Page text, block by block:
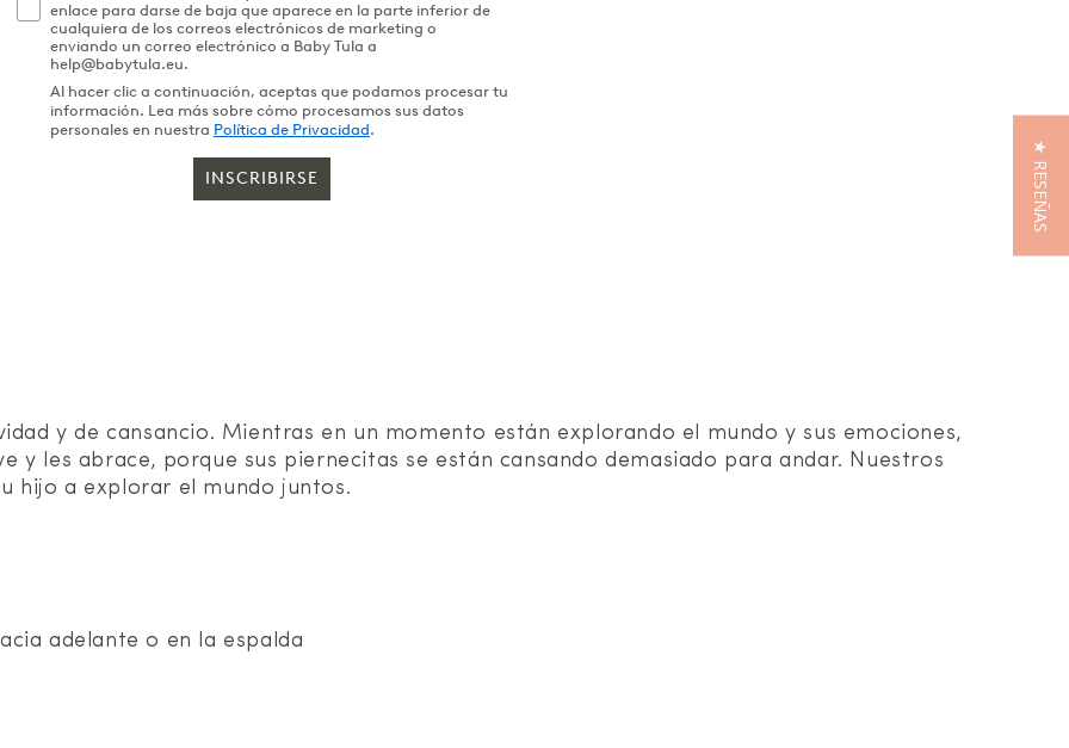
enlace para darse de baja que aparece en la parte inferior de
cualquiera de los correos electrónicos de marketing o
enviando un correo electrónico a Baby Tula a
help@babytula.eu.
Al hacer clic a continuación, aceptas que podamos procesar tu
información. Lea más sobre cómo procesamos sus datos
personales en nuestra Política de Privacidad.
INSCRIBIRSE
y de cansancio. Mientras en un momento están explorando el mundo y sus emociones,
y les abrace, porque sus piernecitas se están cansando demasiado para andar. Nuestros
hijo a explorar el mundo juntos.
adelante o en la espalda
★ RESEÑAS